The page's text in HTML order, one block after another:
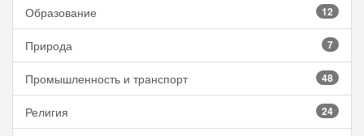
Образование 12
Природа 7
Промышленность и транспорт 48
Религия 24